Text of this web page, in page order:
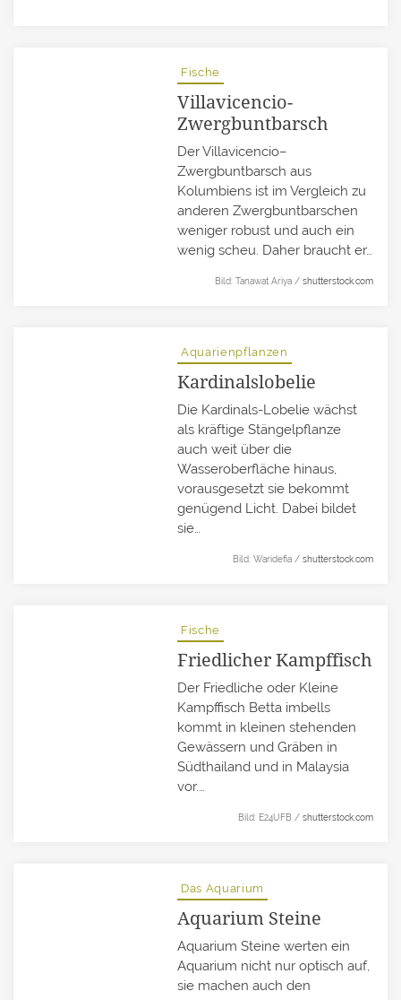
Fische
Villavicencio-
Zwergbuntbarsch
Der Villavicencio–
Zwergbuntbarsch aus
Kolumbiens ist im Vergleich zu
anderen Zwergbuntbarschen
weniger robust und auch ein
wenig scheu. Daher braucht er…
Bild: Tanawat Ariya / shutterstock.com
Aquarienpflanzen
Kardinalslobelie
Die Kardinals-Lobelie wächst
als kräftige Stängelpflanze
auch weit über die
Wasseroberfläche hinaus,
vorausgesetzt sie bekommt
genügend Licht. Dabei bildet
sie…
Bild: Waridefia / shutterstock.com
Fische
Friedlicher Kampffisch
Der Friedliche oder Kleine
Kampffisch Betta imbells
kommt in kleinen stehenden
Gewässern und Gräben in
Südthailand und in Malaysia
vor.…
Bild: E24UFB / shutterstock.com
Das Aquarium
Aquarium Steine
Aquarium Steine werten ein
Aquarium nicht nur optisch auf,
sie machen auch den